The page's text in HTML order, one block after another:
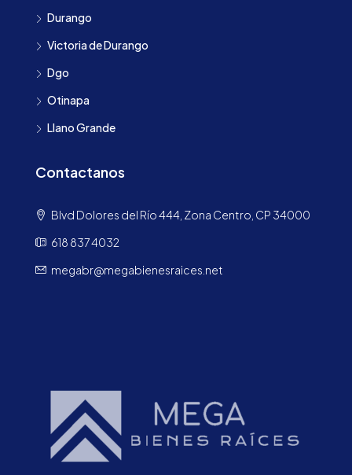
Durango
Victoria de Durango
Dgo
Otinapa
Llano Grande
Contactanos
Blvd Dolores del Río 444, Zona Centro, CP 34000
618 837 4032
megabr@megabienesraices.net